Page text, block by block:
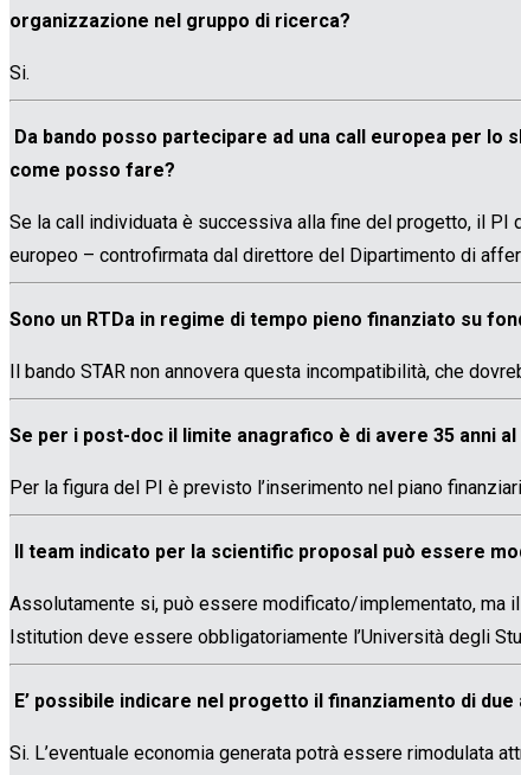
organizzazione nel gruppo di ricerca?
Si.
Da bando posso partecipare ad una call europea per
come posso fare?
Se la call individuata è successiva alla fine del progetto, il PI
europeo – controfirmata dal direttore del Dipartimento di
Sono un RTDa in regime di tempo pieno finanziato su
Il bando STAR non annovera questa incompatibilità, che
Se per i post-doc il limite anagrafico è di avere 35 anni
Per la figura del PI è previsto l’inserimento nel piano
Il team indicato per la scientific proposal può essere
Assolutamente si, può essere modificato/implementato, ma
Istitution deve essere obbligatoriamente l’Università degli
E’ possibile indicare nel progetto il finanziamento di
Si. L’eventuale economia generata potrà essere rimodulata